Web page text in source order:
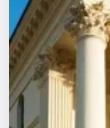
Экскурсии
Спорт
События
Города